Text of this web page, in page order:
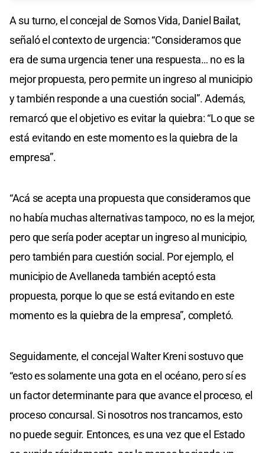
A su turno, el concejal de Somos Vida, Daniel Bailat,
señaló el contexto de urgencia: “Consideramos que
era de suma urgencia tener una respuesta… no es la
mejor propuesta, pero permite un ingreso al municipio
y también responde a una cuestión social”. Además,
remarcó que el objetivo es evitar la quiebra: “Lo que se
está evitando en este momento es la quiebra de la
empresa”.
“Acá se acepta una propuesta que consideramos que
no había muchas alternativas tampoco, no es la mejor,
pero que sería poder aceptar un ingreso al municipio,
pero también para cuestión social. Por ejemplo, el
municipio de Avellaneda también aceptó esta
propuesta, porque lo que se está evitando en este
momento es la quiebra de la empresa”, completó.
Seguidamente, el concejal Walter Kreni sostuvo que
“esto es solamente una gota en el océano, pero sí es
un factor determinante para que avance el proceso, el
proceso concursal. Si nosotros nos trancamos, esto
no puede seguir. Entonces, es una vez que el Estado